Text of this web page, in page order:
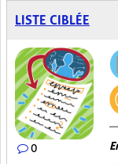
LISTE CIBLÉE
0